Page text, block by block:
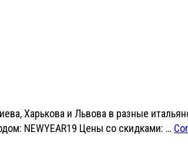
Харькова и Львова в разные
NEWYEAR19 Цены со скидками: …